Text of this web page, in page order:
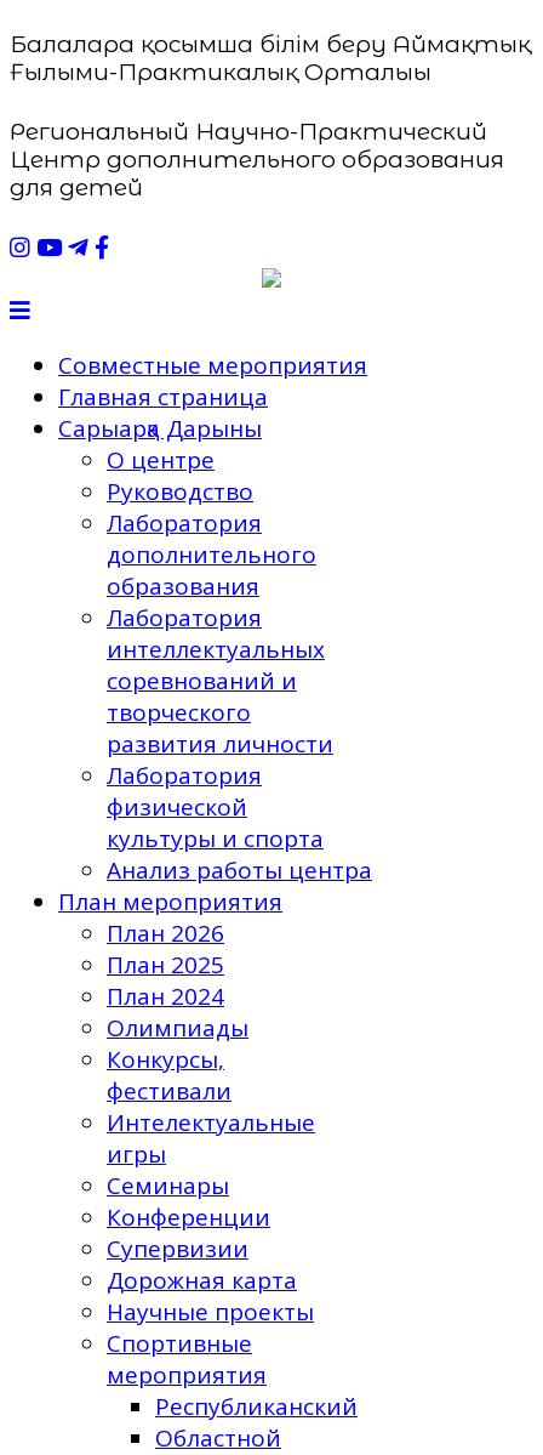
Балаларға қосымша білім беру Аймақтық
Ғылыми-Практикалық Орталығы
Региональный Научно-Практический
Центр дополнительного образования
для детей
Совместные мероприятия
Главная страница
Сарыарқа Дарыны
О центре
Руководство
Лаборатория
дополнительного
образования
Лаборатория
интеллектуальных
соревнований и
творческого
развития личности
Лаборатория
физической
культуры и спорта
Анализ работы центра
План мероприятия
План 2026
План 2025
План 2024
Олимпиады
Конкурсы,
фестивали
Интелектуальные
игры
Семинары
Конференции
Супервизии
Дорожная карта
Научные проекты
Спортивные
мероприятия
Республиканский
Областной